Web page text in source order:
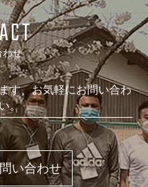
わせ
す、お気軽にお問い合わ
。
い合わせ